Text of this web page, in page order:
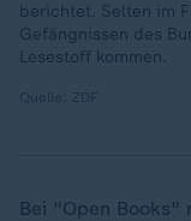
berichtet. Selten im
Gefängnissen des
Lesestoff kommen.
Bei "Open Books"